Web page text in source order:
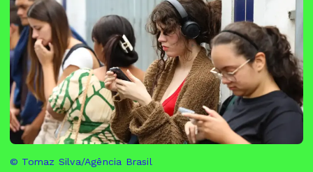
© Tomaz Silva/Agência Brasil